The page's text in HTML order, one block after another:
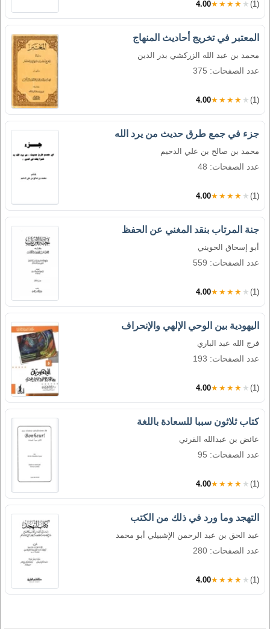
4.00★★★★★ (1)
المعتبر في تخريج أحاديث المنهاج
محمد بن عبد الله الزركشي بدر الدين
عدد الصفحات: 375
4.00★★★★★ (1)
جزء في جمع طرق حديث من يرد الله
محمد بن صالح بن علي الدحيم
عدد الصفحات: 48
4.00★★★★★ (1)
جنة المرتاب بنقد المغني عن الحفظ
أبو إسحاق الحويني
عدد الصفحات: 559
4.00★★★★★ (1)
اليهودية بين الوحي الإلهي والإنحراف
فرج الله عبد الباري
عدد الصفحات: 193
4.00★★★★★ (1)
كتاب ثلاثون سببا للسعادة باللغة
عائض بن عبدالله القرني
عدد الصفحات: 95
4.00★★★★★ (1)
التهجد وما ورد في ذلك من الكتب
عبد الحق بن عبد الرحمن الإشبيلي أبو محمد
عدد الصفحات: 280
4.00★★★★★ (1)